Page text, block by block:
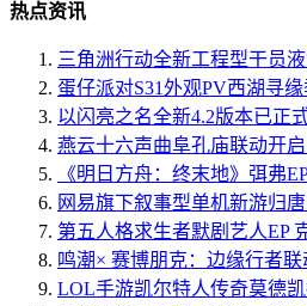
热点资讯
三角洲行动全新工程型干员
蛋仔派对S31外观PV西湖寻
以闪亮之名全新4.2版本已正
燕云十六声曲阜孔庙联动开
《明日方舟：终末地》弭弗
网易旗下叙事型单机新游归
第五人格求生者默剧艺人EP
鸣潮× 赛博朋克：边缘行者
LOL手游凯尔特人传奇莫德